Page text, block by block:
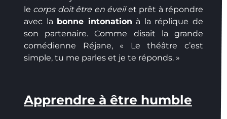
le corps doit être en éveilet prêt à répondre
avec la bonne intonation à la réplique de
son partenaire. Comme disait la grande
comédienne Réjane, « Le théâtre c’est
simple, tu me parles et je te réponds. »
Apprendre à être humble